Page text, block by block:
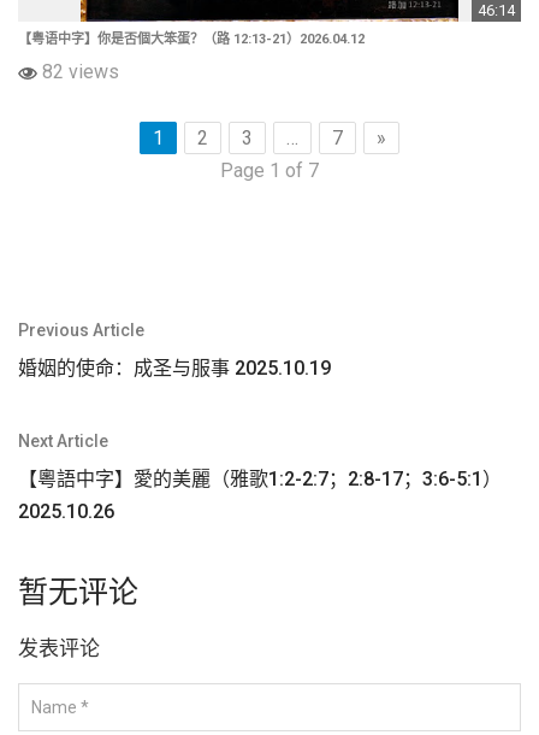
46:14
【粤语中字】你是否個大笨蛋？（路 12:13-21）2026.04.12
82 views
1 2 3 … 7
»
Page 1 of 7
文
章
航
Previous Article
婚姻的使命：成圣与服事 2025.10.19
Next Article
【粵語中字】愛的美麗（雅歌1:2-2:7；2:8-17；3:6-5:1）
2025.10.26
暂无评论
发表评论